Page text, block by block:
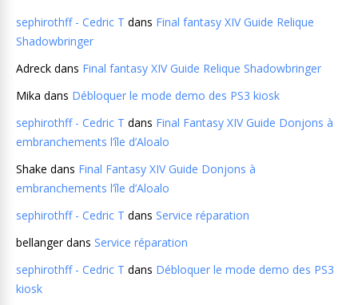
sephirothff - Cedric T dans Final fantasy XIV Guide Relique
Shadowbringer
Adreck dans Final fantasy XIV Guide Relique Shadowbringer
Mika dans Débloquer le mode demo des PS3 kiosk
sephirothff - Cedric T dans Final Fantasy XIV Guide Donjons à
embranchements l’île d’Aloalo
Shake dans Final Fantasy XIV Guide Donjons à
embranchements l’île d’Aloalo
sephirothff - Cedric T dans Service réparation
bellangerdans Service réparation
sephirothff - Cedric T dans Débloquer le mode demo des PS3
kiosk